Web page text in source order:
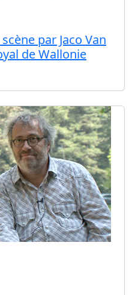
par Jaco Van
de Wallonie